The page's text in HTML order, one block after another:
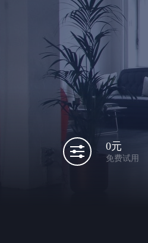
0元
免费试用